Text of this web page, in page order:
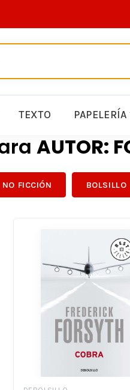
TEXTO PAPELERÍA
AUTOR:
NO FICCIÓN BOLSILLO